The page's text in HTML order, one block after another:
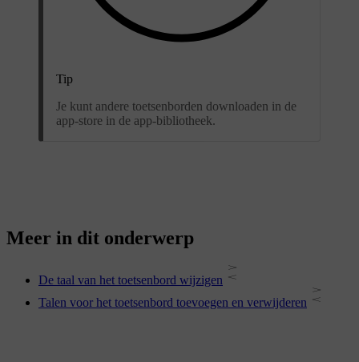
Tip
Je kunt andere toetsenborden downloaden in de
app-store in de app-bibliotheek.
Meer in dit onderwerp
De taal van het toetsenbord wijzigen
Talen voor het toetsenbord toevoegen en verwijderen